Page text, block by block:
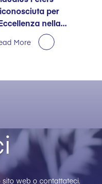
per
nella
Sostenibilità
More
sito web o contattateci.